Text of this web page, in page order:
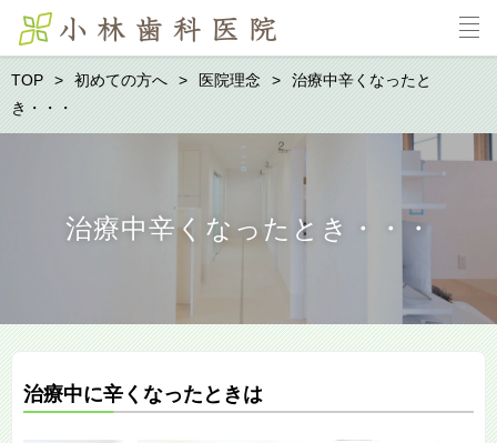
TOP 初めての方へ 医院理念
治療中辛くなったと
き・・・
治療中辛くなったとき・・・
治療中に辛くなったときは